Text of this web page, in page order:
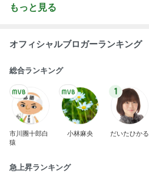
もっと見る
オフィシャルブロガーランキング
総合ランキング
市川團十郎白
猿
小林麻央
1
だいたひかる
急上昇ランキング